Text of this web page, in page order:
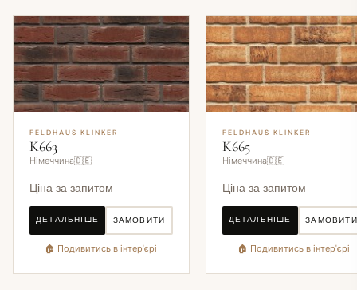
FELDHAUS KLINKER
K663
Німеччина🇩🇪
Ціна за запитом
ДЕТАЛЬНІШЕ ЗАМОВИТИ
🏠 Подивитись в інтер'єрі
FELDHAUS KLINKER
K665
Німеччина🇩🇪
Ціна за запитом
ДЕТАЛЬНІШЕ ЗАМОВИТИ
🏠 Подивитись в інтер'єрі